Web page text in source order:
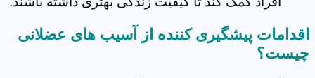
اقدامات پیشگیری کننده از آسیب های عضلانی
چیست؟